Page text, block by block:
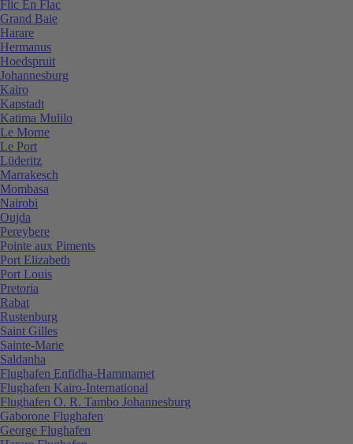
Flic En Flac
Grand Baie
Harare
Hermanus
Hoedspruit
Johannesburg
Kairo
Kapstadt
Katima Mulilo
Le Morne
Le Port
Lüderitz
Marrakesch
Mombasa
Nairobi
Oujda
Pereybere
Pointe aux Piments
Port Elizabeth
Port Louis
Pretoria
Rabat
Rustenburg
Saint Gilles
Sainte-Marie
Saldanha
Flughafen Enfidha-Hammamet
Flughafen Kairo-International
Flughafen O. R. Tambo Johannesburg
Gaborone Flughafen
George Flughafen